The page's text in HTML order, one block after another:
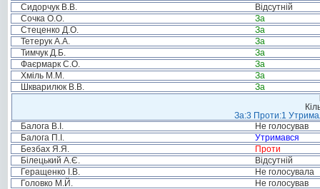
Сидорчук В.В.
Відсутній
Сочка О.О.
За
Стеценко Д.О.
За
Тетерук А.А.
За
Тимчук Д.Б.
За
Фаєрмарк С.О.
За
Хміль М.М.
За
Шкварилюк В.В.
За
За:3 Проти:1
Балога В.І.
Не голосував
Балога П.І.
Утримався
Безбах Я.Я.
Проти
Білецький А.Є.
Відсутній
Геращенко І.В.
Не голосувала
Головко М.Й.
Не голосував